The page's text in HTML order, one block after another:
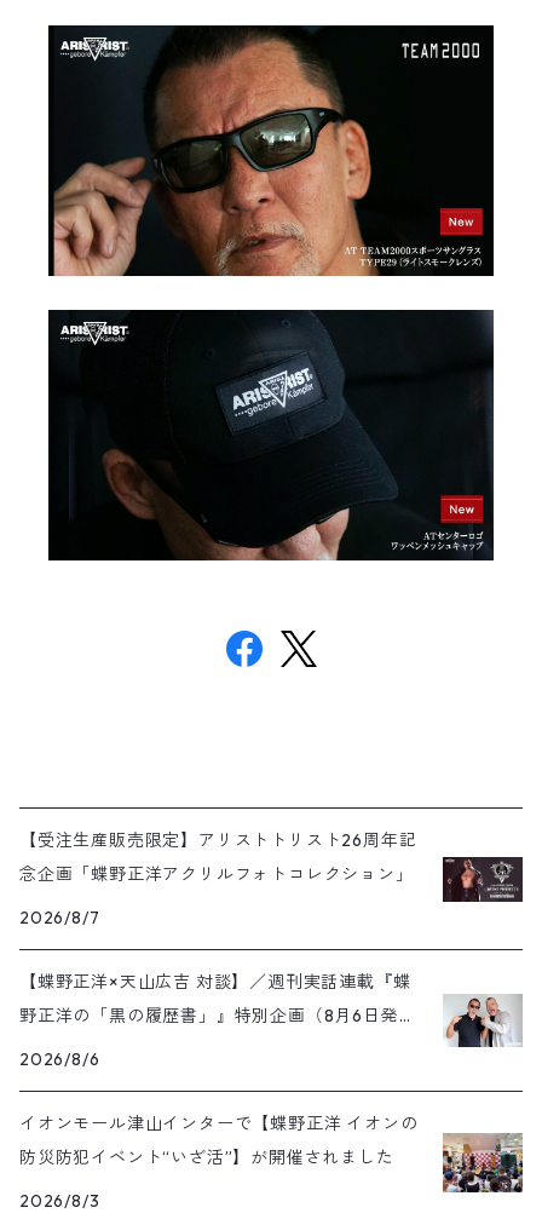
【受注生産販売限定】アリストトリスト26周年記
念企画「蝶野正洋アクリルフォトコレクション」
2026/8/7
【蝶野正洋×天山広吉 対談】／週刊実話連載『蝶
野正洋の「黒の履歴書」』特別企画（8月6日発売
号）
2026/8/6
イオンモール津山インターで【蝶野正洋 イオンの
防災防犯イベント“いざ活”】が開催されました
2026/8/3